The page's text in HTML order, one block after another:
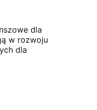
dla
w rozwoju
dla